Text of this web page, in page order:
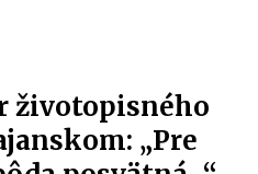
životopisného
„Pre